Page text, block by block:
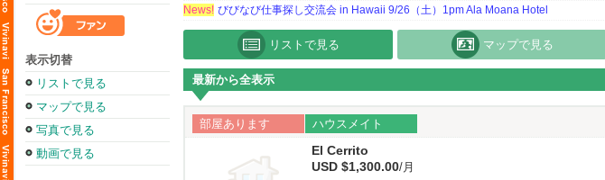
表示切替
リストで見る
マップで見る
写真で見る
動画で見る
News! びびなび仕事探し交流会 in Hawaii 9/26（土）1pm Ala Moana Hotel
リストで見る マップで見る
最新から全表示
部屋あります ハウスメイト
El Cerrito
USD $1,300.00/月